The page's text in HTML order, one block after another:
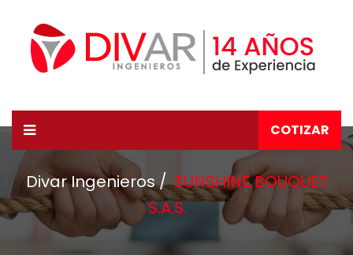
COTIZAR
Divar Ingenieros
SUNSHINE BOUQUET
S.A.S.